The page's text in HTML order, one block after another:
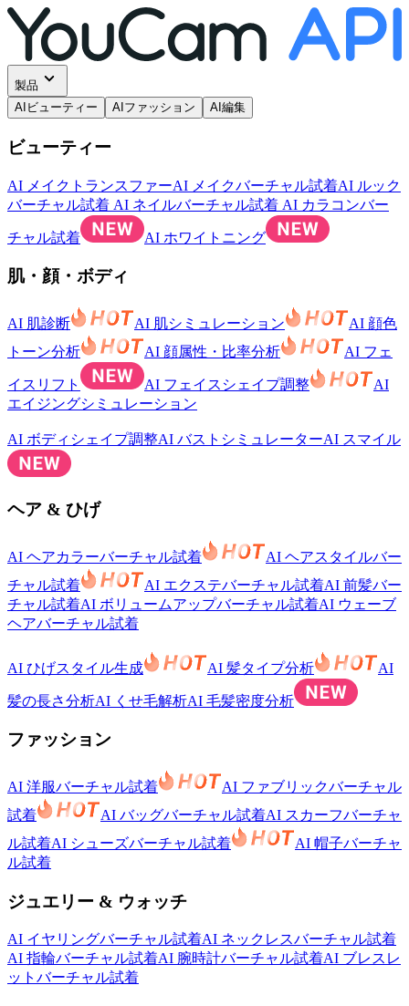
製品
AIビューティー
AIファッション AI編集
ビューティー
AI メイクトランスファーAI メイクバーチャル試着AI ルック
バーチャル試着 AI ネイルバーチャル試着 AI カラコンバー
チャル試着 AI ホワイトニング
肌・顔・ボディ
AI 肌診断 AI 肌シミュレーション
AI 顔色
トーン分析
AI 顔属性・比率分析 AI フェ
イスリフト AI フェイスシェイプ調整
AI
エイジングシミュレーション
AI ボディシェイプ調整AI バストシミュレーターAI スマイル
ヘア & ひげ
AI ヘアカラーバーチャル試着
AI ヘアスタイルバー
チャル試着
AI エクステバーチャル試着AI 前髪バー
チャル試着AI ボリュームアップバーチャル試着AI ウェーブ
ヘアバーチャル試着
AI ひげスタイル生成 AI 髪タイプ分析 AI
髪の長さ分析AI くせ毛解析AI 毛髪密度分析
ファッション
AI 洋服バーチャル試着
AI ファブリックバーチャル
試着
AI バッグバーチャル試着AI スカーフバーチャ
ル試着AI シューズバーチャル試着
AI 帽子バーチャ
ル試着
ジュエリー & ウォッチ
AI イヤリングバーチャル試着AI ネックレスバーチャル試着
AI 指輪バーチャル試着AI 腕時計バーチャル試着AI ブレスレ
ットバーチャル試着